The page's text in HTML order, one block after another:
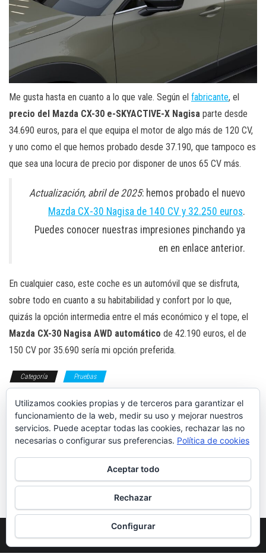
Me gusta hasta en cuanto a lo que vale. Según el fabricante, el
precio del Mazda CX-30 e-SKYACTIVE-X Nagisa parte desde
34.690 euros, para el que equipa el motor de algo más de 120 CV,
y uno como el que hemos probado desde 37.190, que tampoco es
que sea una locura de precio por disponer de unos 65 CV más.
Actualización, abril de 2025: hemos probado el nuevo
Mazda CX-30 Nagisa de 140 CV y 32.250 euros.
Puedes conocer nuestras impresiones pinchando ya
en en enlace anterior.
En cualquier caso, este coche es un automóvil que se disfruta,
sobre todo en cuanto a su habitabilidad y confort por lo que,
quizás la opción intermedia entre el más económico y el tope, el
Mazda CX-30 Nagisa AWD automático de 42.190 euros, el de
150 CV por 35.690 sería mi opción preferida.
Categoría Pruebas
Etiquetas crossover Etiqueta ECO Mazda mhev
Crosstrek 2.0
Swace 1.8
Funciona gracias aWordPress |Tema:Envo Magazine
Utilizamos cookies propias y de terceros para garantizar el
funcionamiento de la web, medir su uso y mejorar nuestros
servicios. Puede aceptar todas las cookies, rechazar las no
necesarias o configurar sus preferencias. Política de cookies
Aceptar todo
Rechazar
Configurar